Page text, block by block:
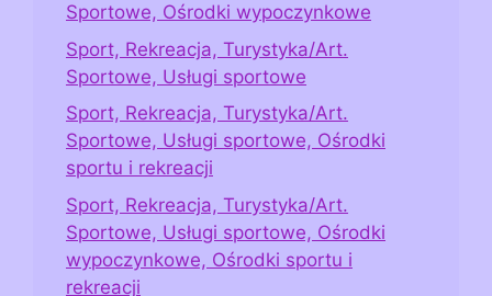
Sportowe, Ośrodki wypoczynkowe
Sport, Rekreacja, Turystyka/Art.
Sportowe, Usługi sportowe
Sport, Rekreacja, Turystyka/Art.
Sportowe, Usługi sportowe, Ośrodki
sportu i rekreacji
Sport, Rekreacja, Turystyka/Art.
Sportowe, Usługi sportowe, Ośrodki
wypoczynkowe, Ośrodki sportu i
rekreacji